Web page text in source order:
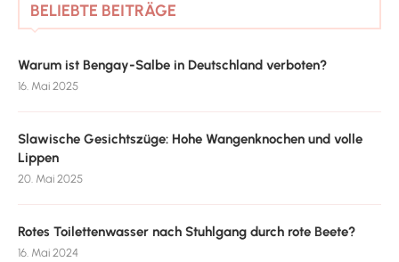
BELIEBTE BEITRÄGE
Warum ist Bengay-Salbe in Deutschland verboten?
16. Mai 2025
Slawische Gesichtszüge: Hohe Wangenknochen und volle
Lippen
20. Mai 2025
Rotes Toilettenwasser nach Stuhlgang durch rote Beete?
16. Mai 2024